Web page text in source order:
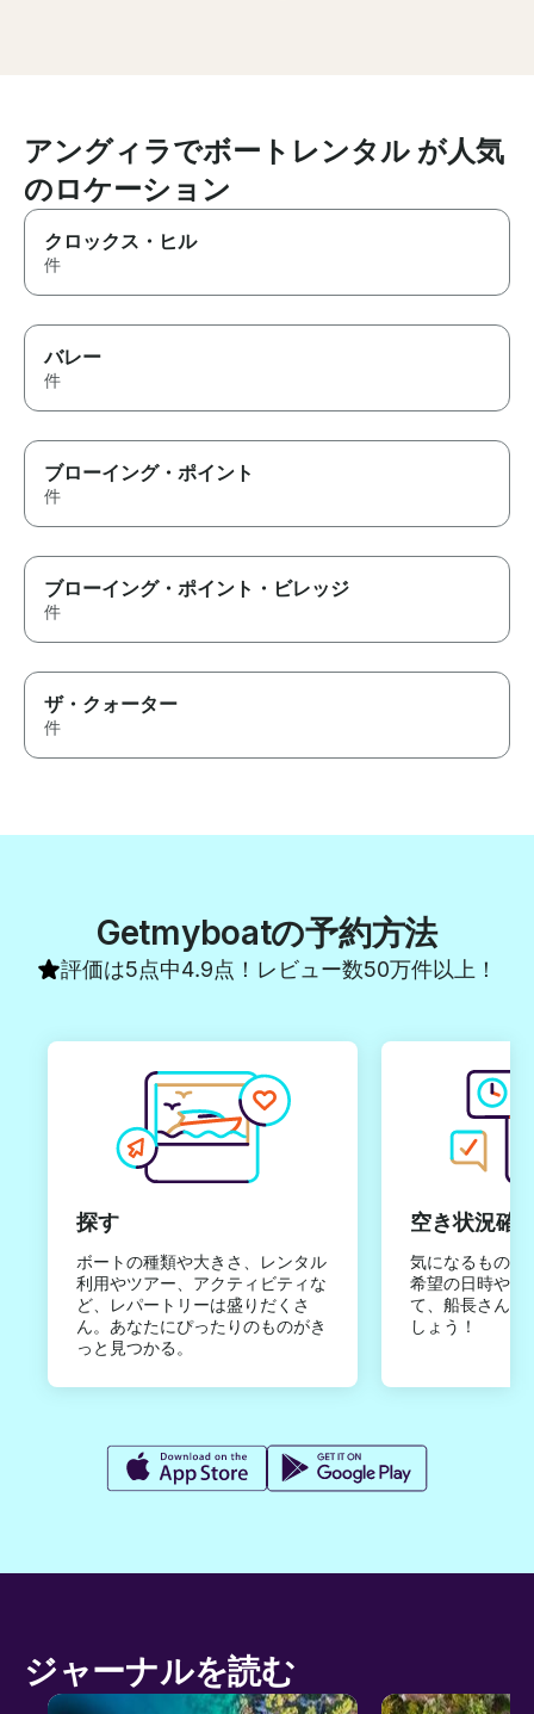
アングィラでボートレンタル が人気
のロケーション
クロックス・ヒル
件
バレー
件
ブローイング・ポイント
件
ブローイング・ポイント・ビレッジ
件
ザ・クォーター
件
Getmyboatの予約方法
評価は5点中4.9点！レビュー数50万件以上！
探す
ボートの種類や大きさ、レンタル
利用やツアー、アクティビティな
ど、レパートリーは盛りだくさ
ん。あなたにぴったりのものがき
っと見つかる。
空き状況確
気になるものは
希望の日時やご
て、船長さんか
しょう！
ジャーナルを読む